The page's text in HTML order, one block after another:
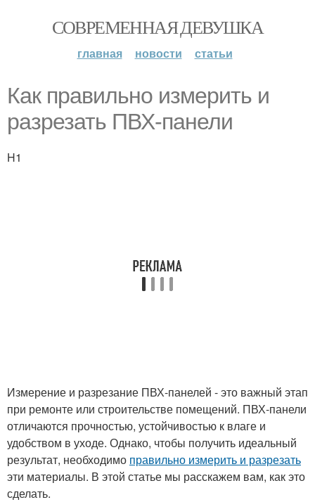
СОВРЕМЕННАЯ ДЕВУШКА
главная новости статьи
Как правильно измерить и
разрезать ПВХ-панели
H1
Измерение и разрезание ПВХ-панелей - это важный этап
при ремонте или строительстве помещений. ПВХ-панели
отличаются прочностью, устойчивостью к влаге и
удобством в уходе. Однако, чтобы получить идеальный
результат, необходимо правильно измерить и разрезать
эти материалы. В этой статье мы расскажем вам, как это
сделать.